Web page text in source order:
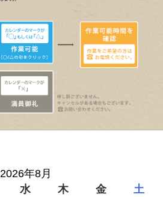
2026年8月
水 木 金 土